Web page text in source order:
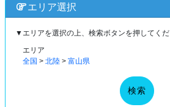
エリア選択
▼エリアを選択の上、検索ボタンを押してくだ
エリア
全国 > 北陸 > 富山県
検索